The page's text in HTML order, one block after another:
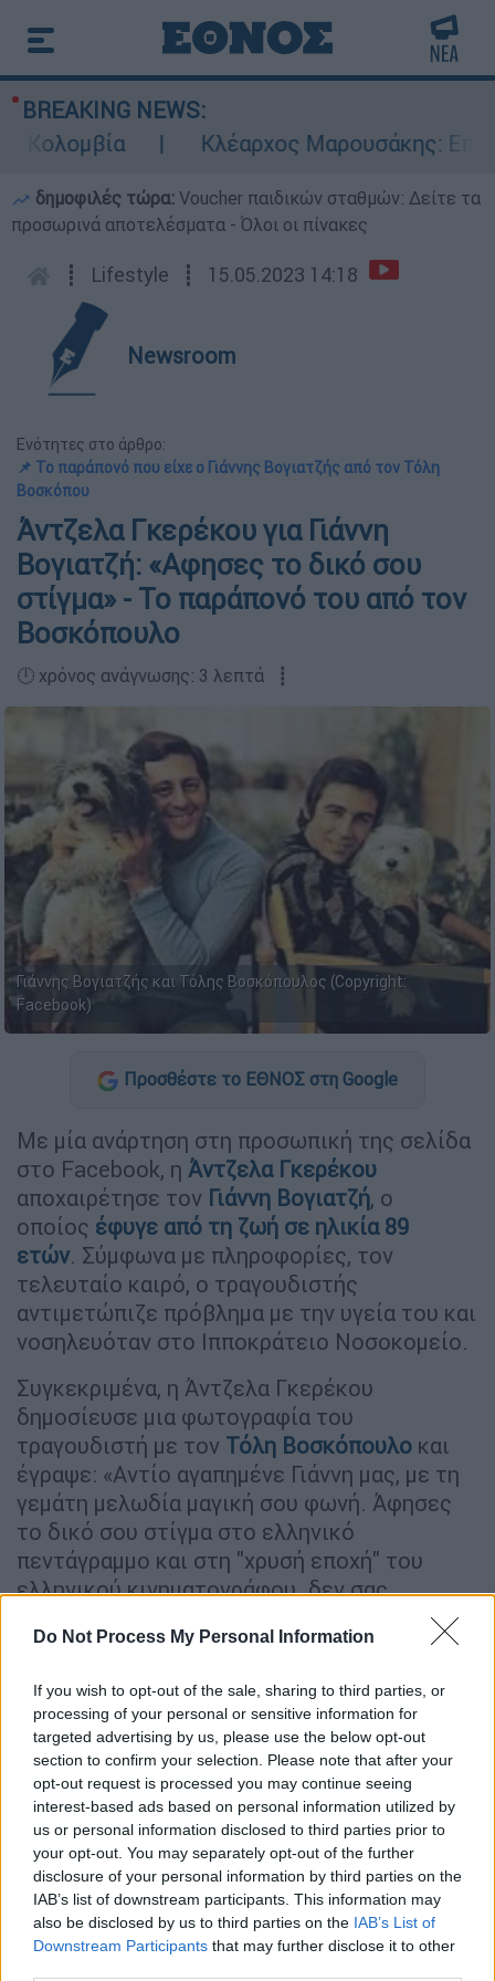
Do Not Process My Personal Information
If you wish to opt-out of the sale, sharing to third parties, or
processing of your personal or sensitive information for
targeted advertising by us, please use the below opt-out
section to confirm your selection. Please note that after your
opt-out request is processed you may continue seeing
interest-based ads based on personal information utilized by
us or personal information disclosed to third parties prior to
your opt-out. You may separately opt-out of the further
disclosure of your personal information by third parties on the
IAB’s list of downstream participants. This information may
also be disclosed by us to third parties on the IAB’s List of
Downstream Participants that may further disclose it to other
BREAKING NEWS:
Κλέαρχος Μαρουσάκης:
δημοφιλές τώρα: Voucher παιδικών σταθμών: Δείτε τα
προσωρινά αποτελέσματα - Όλοι οι πίνακες
┋ Lifestyle ┋ 15.05.2023 14:18
Newsroom
Ενότητες στο άρθρο:
📌 Το παράπονό που είχε ο Γιάννης Βογιατζής από τον Τόλη
Βοσκόπου
Άντζελα Γκερέκου για Γιάννη
Βογιατζή: «Αφησες το δικό σου
στίγμα» - Το παράπονό του από τον
Βοσκόπουλο
🕛 χρόνος ανάγνωσης: 3 λεπτά ┋
Γιάννης Βογιατζής και Τόλης Βοσκόπουλος (Copyright:
Facebook)
Προσθέστε το ΕΘΝΟΣ στη Google
Με μία ανάρτηση στη προσωπική της σελίδα
στο Facebook, η Άντζελα Γκερέκου
αποχαιρέτησε τον Γιάννη Βογιατζή, ο
οποίος έφυγε από τη ζωή σε ηλικία 89
ετών. Σύμφωνα με πληροφορίες, τον
τελευταίο καιρό, ο τραγουδιστής
αντιμετώπιζε πρόβλημα με την υγεία του και
νοσηλευόταν στο Ιπποκράτειο Νοσοκομείο.
Συγκεκριμένα, η Άντζελα Γκερέκου
δημοσίευσε μια φωτογραφία του
τραγουδιστή με τον Τόλη Βοσκόπουλο και
έγραψε: «Αντίο αγαπημένε Γιάννη μας, με τη
γεμάτη μελωδία μαγική σου φωνή. Άφησες
το δικό σου στίγμα στο ελληνικό
πεντάγραμμο και στη "χρυσή εποχή" του
ελληνικού κινηματογράφου. δεν σας
ξεχνάμε, τα θερμά μου συλλυπητήρια στους
οικείους του».
Το παράπονό που είχε ο Γιάννης
Βογιατζής από τον Τόλη Βοσκόπου
Σε μια από τις τελευταίες του συνεντεύξεις,
ο Γιάννης Βογιατζής είχε εκφράσει το
παράπονο που είχε από τον Τόλη
Βοσκόπουλο. Μιλώντας στην κάμερα της
πρωινής εκπομπής του MEGA, ο
τραγουδιστής είχε αναφερθεί στον Τόλη
Βοσκόπουλο, λέγοντας ότι «έφυγε και δεν
έμαθα γιατί σταμάτησε η φιλία μας».